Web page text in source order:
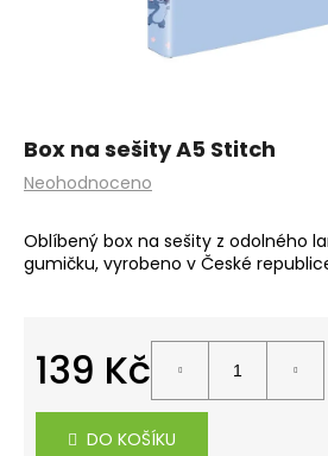
Průměrné
produktu
je
0,0
Neohodnoceno
Box na sešity A5 Stitch
Oblíbený box na sešity z odolného
gumičku, vyrobeno v České
139 Kč
DO KOŠÍKU
?
HLEDAT
o